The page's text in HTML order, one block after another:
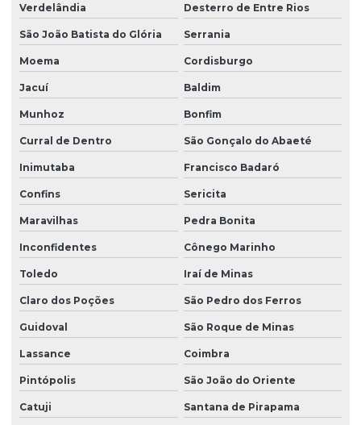
Verdelândia Desterro de Entre Rios
São João Batista do Glória Serrania
Moema Cordisburgo
Jacuí Baldim
Munhoz Bonfim
Curral de Dentro São Gonçalo do Abaeté
Inimutaba Francisco Badaró
Confins Sericita
Maravilhas Pedra Bonita
Inconfidentes Cônego Marinho
Toledo Iraí de Minas
Claro dos Poções São Pedro dos Ferros
Guidoval São Roque de Minas
Lassance Coimbra
Pintópolis São João do Oriente
Catuji Santana de Pirapama